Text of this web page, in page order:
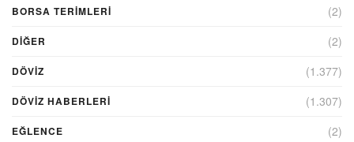
BORSA TERIMLERI (2)
DIĞER (2)
DÖVİZ (1.377)
DÖVIZ HABERLERI (1.307)
EĞLENCE (2)